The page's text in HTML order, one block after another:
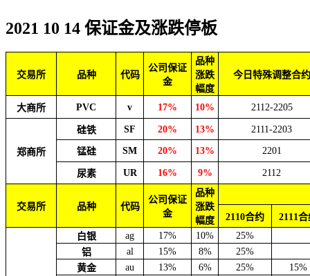
2021 10 14 保证金及涨跌停板
交易所 品种 代码
公司保证
金
品种
涨跌
幅度
今日特殊调整合约
大商所 PVC v 17% 10% 2112-2205
郑商所
硅铁 SF 20% 13% 2111-2203
锰硅 SM 20% 13% 2201
尿素 UR 16% 9% 2112
交易所 品种 代码
公司保证
金
品种
涨跌
幅度
2110合约 2111
白银 ag 17% 10%
25%
铝
al 15% 8%
25%
黄金
au 13% 6% 25%
15%